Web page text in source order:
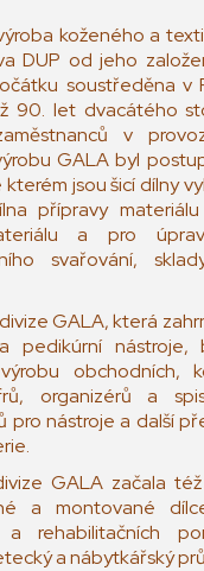
koženého a
DUP od jeho
soustředěna v
90. let dvacátého
v
GALA byl
jsou šicí dílny
přípravy
a pro
svařování,
GALA, která
pedikúrní nástroje,
obchodních,
organizérů a
pro nástroje a další
GALA začala
a montované
a rehabilitačních
a nábytkářský